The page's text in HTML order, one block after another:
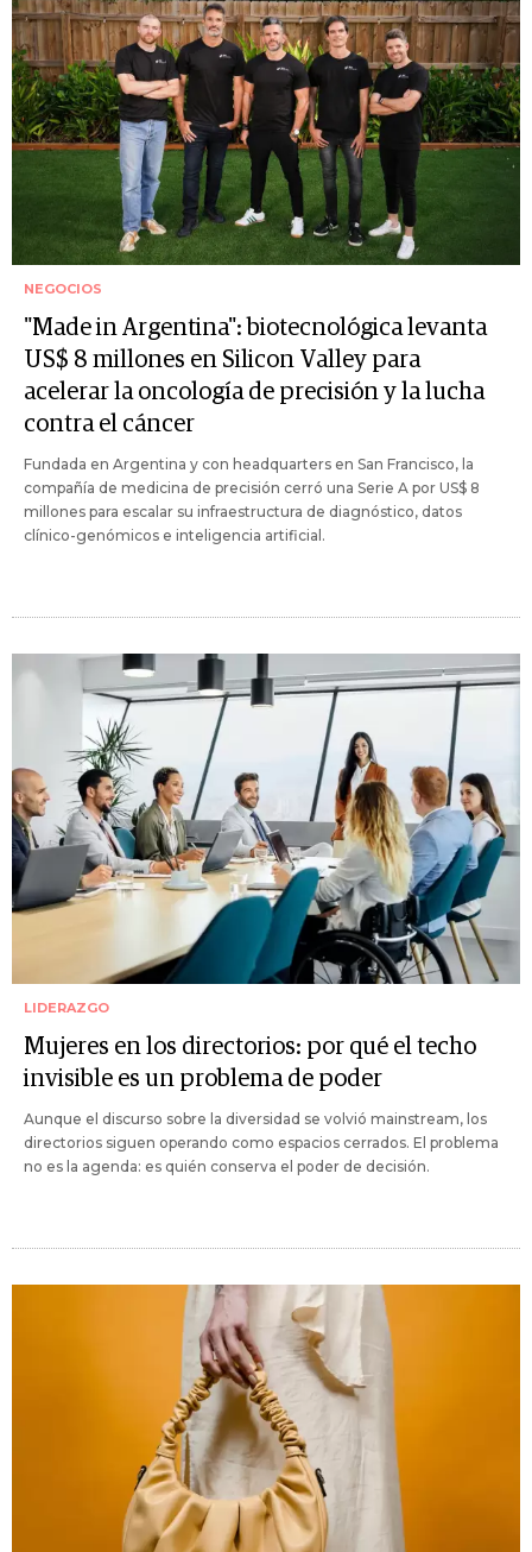
NEGOCIOS
"Made in Argentina": biotecnológica levanta
US$ 8 millones en Silicon Valley para
acelerar la oncología de precisión y la lucha
contra el cáncer
Fundada en Argentina y con headquarters en San Francisco, la
compañía de medicina de precisión cerró una Serie A por US$ 8
millones para escalar su infraestructura de diagnóstico, datos
clínico-genómicos e inteligencia artificial.
LIDERAZGO
Mujeres en los directorios: por qué el techo
invisible es un problema de poder
Aunque el discurso sobre la diversidad se volvió mainstream, los
directorios siguen operando como espacios cerrados. El problema
no es la agenda: es quién conserva el poder de decisión.